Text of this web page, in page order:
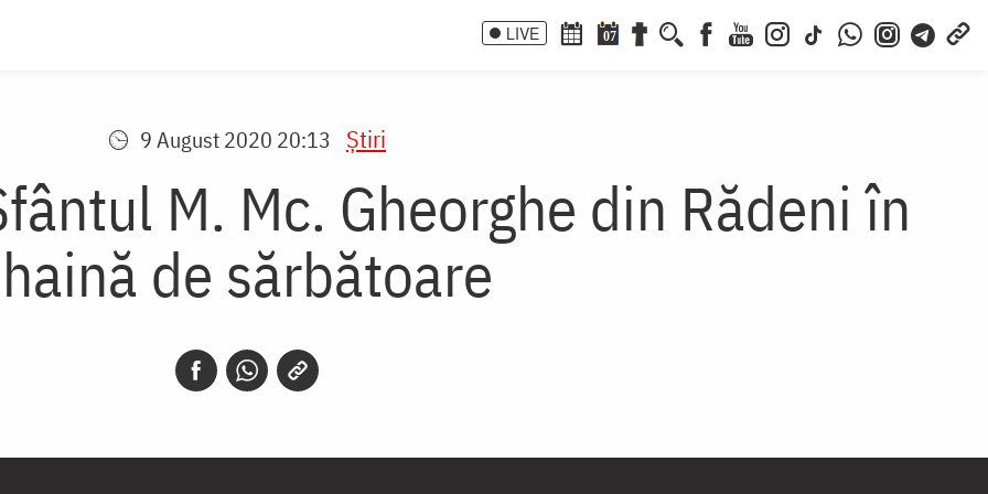
LIVE 07
9 August 2020 20:13 Știri
M. Mc. Gheorghe din Rădeni în
haină de sărbătoare